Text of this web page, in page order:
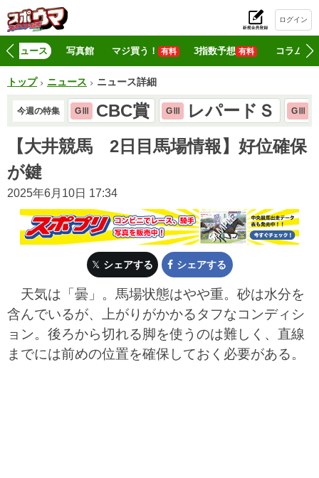
ログイン
ニュース 写真館 マジ買う！ 有料 3指数予想 有料 コラム
トップ ニュース ニュース詳細
今週の特集 GⅢ CBC賞 GⅢ レパードＳ GⅢ
【大井競馬 2日目馬場情報】好位確保
が鍵
2025年6月10日 17:34
シェアする シェアする
天気は「曇」。馬場状態はやや重。砂は水分を
含んでいるが、上がりがかかるタフなコンディシ
ョン。後ろから切れる脚を使うのは難しく、直線
までには前めの位置を確保しておく必要がある。